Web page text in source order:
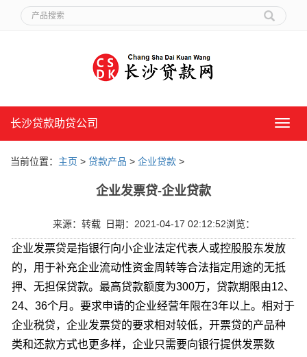
长
长沙贷款助贷公司
当前位置： 主页 > 贷款产品 > 企业贷款 >
企业发票贷-企业贷款
来源：转载 日期：2021-04-17 02:12:52浏览：
企业发票贷是指银行向小企业法定代表人或控股股东发放
的，用于补充企业流动性资金周转等合法指定用途的无抵
押、无担保贷款。最高贷款额度为300万，贷款期限由12、
24、36个月。要求申请的企业经营年限在3年以上。相对于
企业税贷，企业发票贷的要求相对较低，开票贷的产品种
类和还款方式也更多样，企业只需要向银行提供发票数